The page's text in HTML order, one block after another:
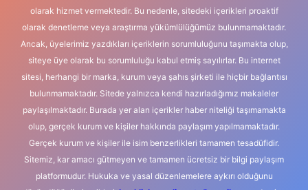
olarak hizmet vermektedir. Bu nedenle, sitedeki içerikleri proaktif
olarak denetleme veya araştırma yükümlülüğümüz bulunmamaktadır.
Ancak, üyelerimiz yazdıkları içeriklerin sorumluluğunu taşımakta olup,
siteye üye olarak bu sorumluluğu kabul etmiş sayılırlar. Bu internet
sitesi, herhangi bir marka, kurum veya şahıs şirketi ile hiçbir bağlantısı
bulunmamaktadır. Sitede yalnızca kendi hazırladığımız makaleler
paylaşılmaktadır. Burada yer alan içerikler haber niteliği taşımamakta
olup, gerçek kurum ve kişiler hakkında paylaşım yapılmamaktadır.
Gerçek kurum ve kişiler ile isim benzerlikleri tamamen tesadüfidir.
Sitemiz, kar amacı gütmeyen ve tamamen ücretsiz bir bilgi paylaşım
platformudur. Hukuka ve yasal düzenlemelere aykırı olduğunu